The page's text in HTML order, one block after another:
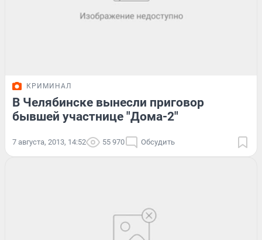
КРИМИНАЛ
В Челябинске вынесли приговор
бывшей участнице "Дома-2"
7 августа, 2013, 14:52 55 970 Обсудить